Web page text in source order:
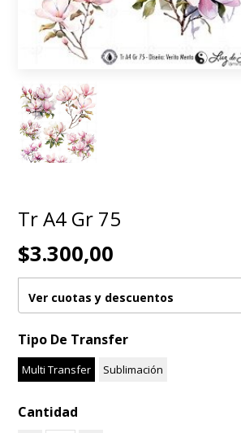
Tr A4 Gr 75
$3.300,00
Ver cuotas y descuentos
Tipo De Transfer
Multi Transfer Sublimación
Cantidad